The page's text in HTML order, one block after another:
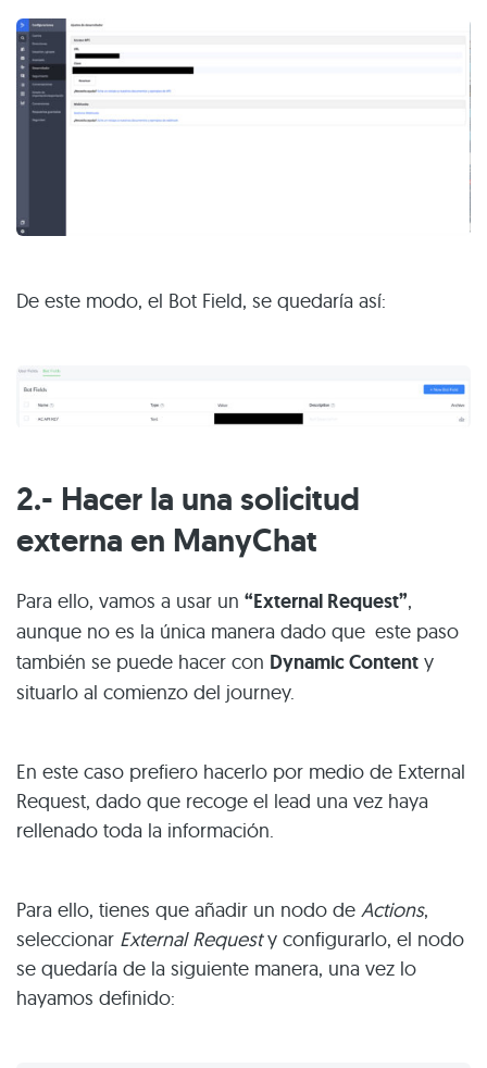
De este modo, el Bot Field, se quedaría así:
2.- Hacer la una solicitud
externa en ManyChat
Para ello, vamos a usar un “External Request”,
aunque no es la única manera dado que este paso
también se puede hacer con Dynamic Content y
situarlo al comienzo del journey.
En este caso prefiero hacerlo por medio de External
Request, dado que recoge el lead una vez haya
rellenado toda la información.
Para ello, tienes que añadir un nodo de Actions,
seleccionar External Requesty configurarlo, el nodo
se quedaría de la siguiente manera, una vez lo
hayamos definido: